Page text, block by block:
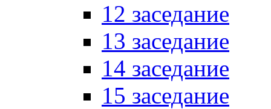
12 заседание
13 заседание
14 заседание
15 заседание